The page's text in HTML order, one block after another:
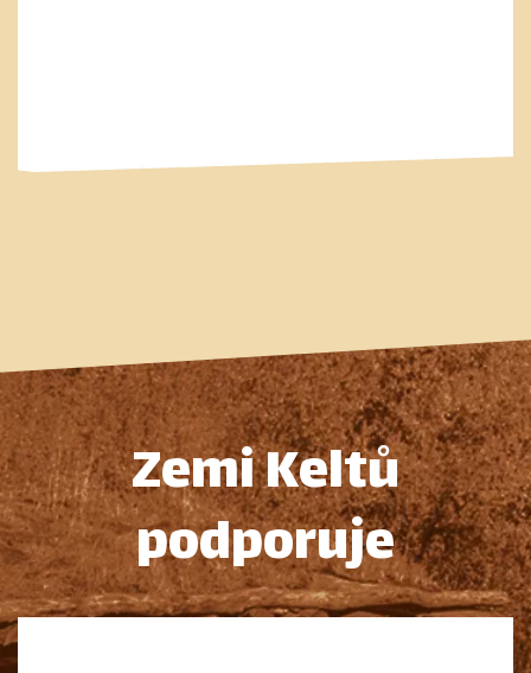
Zemi Keltů
podporuje